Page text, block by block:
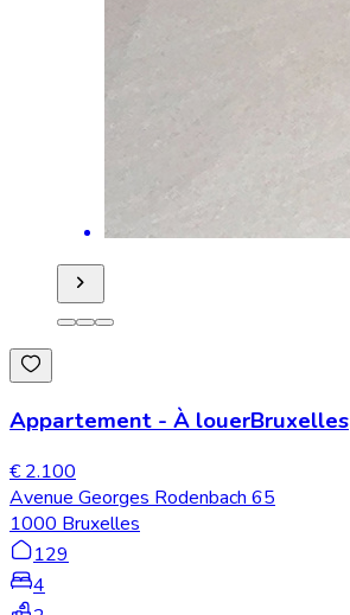
Appartement - À louerBruxelles
€ 2.100
Avenue Georges Rodenbach 65
1000 Bruxelles
129
4